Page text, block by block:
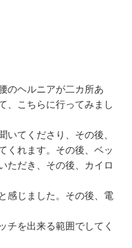
のヘルニアが二カ所あ
、こちらに行ってみまし
いてくださり、その後、
くれます。その後、ベッ
ただき、その後、カイロ
感じました。その後、電
チを出来る範囲でしてく